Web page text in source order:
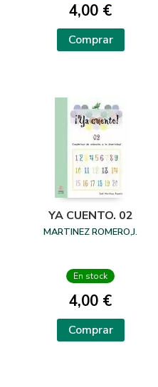
4,00 €
Comprar
YA CUENTO. 02
MARTINEZ ROMERO,J.
En stock
4,00 €
Comprar